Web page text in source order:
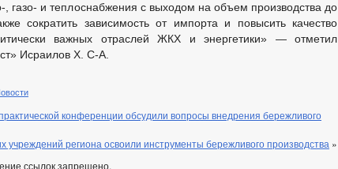
, газо- и теплоснабжения с выходом на объем производства до
сократить зависимость от импорта и повысить качество
важных отраслей ЖКХ и энергетики» — отметил
Исраилов Х. С-А.
конференции обсудили вопросы внедрения бережливого
учреждений региона освоили инструменты бережливого производства »
ссылок запрещено.